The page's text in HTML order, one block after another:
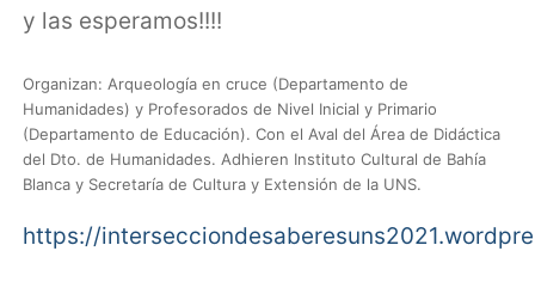
y las esperamos!!!!
Organizan: Arqueología en cruce (Departamento de
Humanidades) y Profesorados de Nivel Inicial y Primario
(Departamento de Educación). Con el Aval del Área de Didáctica
del Dto. de Humanidades. Adhieren Instituto Cultural de Bahía
Blanca y Secretaría de Cultura y Extensión de la UNS.
https://